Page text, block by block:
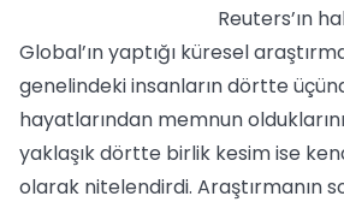
Reuters’ın
Global’ın yaptığı küresel
genelindeki insanların dörtte
hayatlarından memnun
yaklaşık dörtte birlik kesim ise
olarak nitelendirdi. Araştırmanın